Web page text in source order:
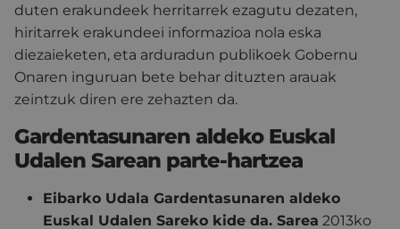
duten erakundeek herritarrek ezagutu dezaten,
hiritarrek erakundeei informazioa nola eska
diezaieketen, eta arduradun publikoek Gobernu
Onaren inguruan bete behar dituzten arauak
zeintzuk diren ere zehazten da.
Gardentasunaren aldeko Euskal
Udalen Sarean parte-hartzea
Eibarko Udala Gardentasunaren aldeko
Euskal Udalen Sareko kide da. Sarea 2013ko